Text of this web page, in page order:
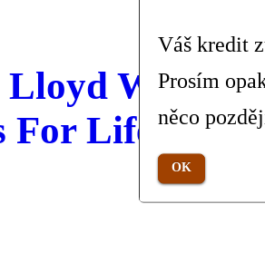
Webber
For Life)
Váš kredit
Prosím
něco
OK